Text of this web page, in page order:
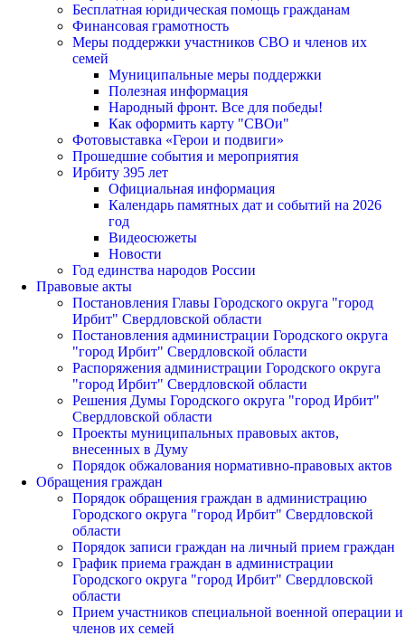
Бесплатная юридическая помощь гражданам
Финансовая грамотность
Меры поддержки участников СВО и членов их
семей
Муниципальные меры поддержки
Полезная информация
Народный фронт. Все для победы!
Как оформить карту "СВОи"
Фотовыставка «Герои и подвиги»
Прошедшие события и мероприятия
Ирбиту 395 лет
Официальная информация
Календарь памятных дат и событий на 2026
год
Видеосюжеты
Новости
Год единства народов России
Правовые акты
Постановления Главы Городского округа "город
Ирбит" Свердловской области
Постановления администрации Городского округа
"город Ирбит" Свердловской области
Распоряжения администрации Городского округа
"город Ирбит" Свердловской области
Решения Думы Городского округа "город Ирбит"
Свердловской области
Проекты муниципальных правовых актов,
внесенных в Думу
Порядок обжалования нормативно-правовых актов
Обращения граждан
Порядок обращения граждан в администрацию
Городского округа "город Ирбит" Свердловской
области
Порядок записи граждан на личный прием граждан
График приема граждан в администрации
Городского округа "город Ирбит" Свердловской
области
Прием участников специальной военной операции и
членов их семей